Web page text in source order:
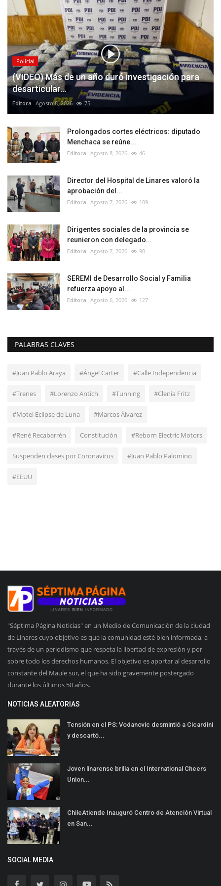
Policial
(VIDEO) Más de un año duró investigación para
desarticular...
Editora Agosto 8, 2026 75
Prolongados cortes eléctricos: diputado
Menchaca se reúne...
Editora Agosto 8, 2026 46
Director del Hospital de Linares valoró la
aprobación del...
Editora Agosto 7, 2026 109
Dirigentes sociales de la provincia se
reunieron con delegado...
Editora Agosto 7, 2026 90
SEREMI de Desarrollo Social y Familia
refuerza apoyo al...
Editora Agosto 6, 2026 127
PALABRAS CLAVES
#Juan Pablo Araya #Ángel Carter #Calle Independencia
#Trenes #Lorenzo Antich #Tunning #Clenia Fritz
#Motel Eclipse de Luna #Marcos Álvarez
#René Recabarrén Constitución #Reborn Electric Motors
Suspenden clases por Coronavirus #Juan Pablo Palomino
#EEUU
"Séptima Página Noticias" en un Medio de Comunicación de la ciudad
de Linares cuyo objetivo es que la comunidad esté bien informada, a
través de un periodismo que respeta la libertad de expresión y por
sobre todo los derechos humanos. El objetivo es aportar al desarrollo
constante del Maule sur, el que ha sido gravemente postergado
durante los últimos 50 años.
NOTICIAS ALEATORIAS
Tensión en el PS: Vodanovic desmintió a Cicardini
y descartó...
Joven linarense brilla en el International Cheers
Union...
ChileAtiende Inauguró Centro de Atención Virtual
en San...
SOCIAL MEDIA